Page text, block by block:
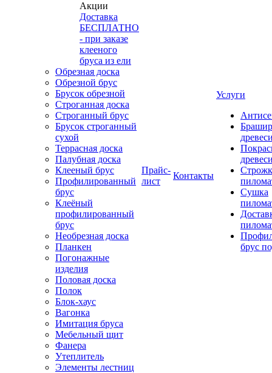
Акции
Доставка
БЕСПЛАТНО
- при заказе
клееного
бруса из ели
Обрезная доска
Обрезной брус
Брусок обрезной
Строганная доска
Строганный брус
Брусок строганный
сухой
Террасная доска
Палубная доска
Клееный брус
Профилированный
брус
Клеёный
профилированный
брус
Необрезная доска
Планкен
Погонажные
изделия
Половая доска
Полок
Блок-хаус
Вагонка
Имитация бруса
Мебельный щит
Фанера
Утеплитель
Элементы лестниц
Прайс-
лист
Контакты
Услуги
Сушка
брус